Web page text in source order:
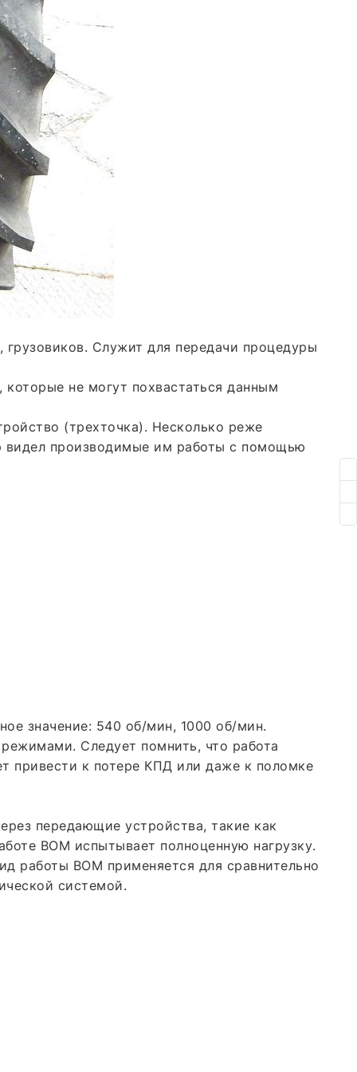
Служит для передачи процедуры
не могут похвастаться данным
(трехточка). Несколько реже
видел производимые им работы с помощью
значение: 540 об/мин, 1000 об/мин.
Следует помнить, что работа
привести к потере КПД или даже к поломке
передающие устройства, такие как
ВОМ испытывает полноценную нагрузку.
работы ВОМ применяется для сравнительно
системой.